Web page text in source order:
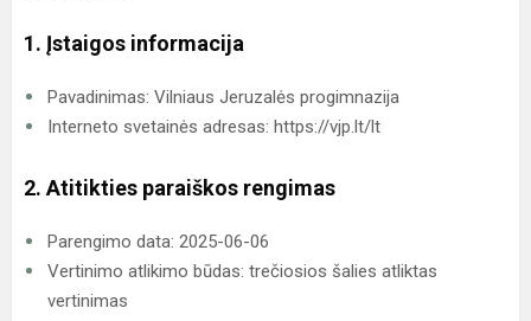
1. Įstaigos informacija
Pavadinimas: Vilniaus Jeruzalės progimnazija
Interneto svetainės adresas: https://vjp.lt/lt
2. Atitikties paraiškos rengimas
Parengimo data: 2025-06-06
Vertinimo atlikimo būdas: trečiosios šalies atliktas
vertinimas